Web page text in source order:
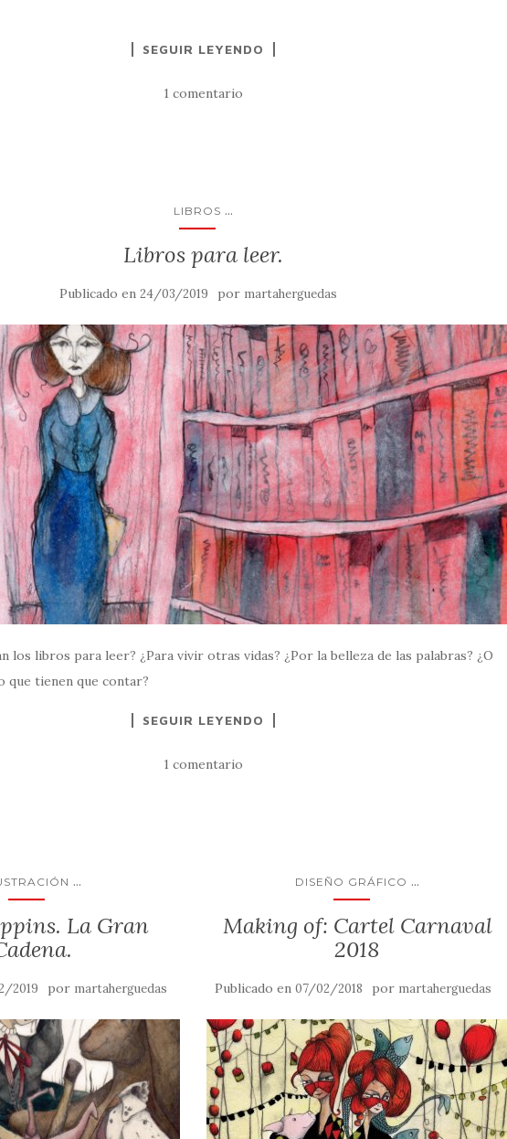
SEGUIR LEYENDO
1 comentario
LIBROS ...
Libros para leer.
Publicado en24/03/2019 por martaherguedas
los libros para leer? ¿Para vivir otras vidas? ¿Por la belleza de las palabras? ¿O
que tienen que contar?
SEGUIR LEYENDO
1 comentario
...
La Gran
2019 por martaherguedas
DISEÑO GRÁFICO ...
Making of: Cartel Carnaval
2018
Publicado en 07/02/2018 por martaherguedas